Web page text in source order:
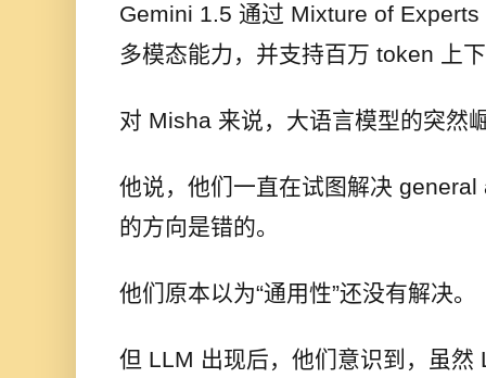
Gemini 1.5 通过 Mixture of
多模态能力，并支持百万 token 上
对 Misha 来说，大语言模型的突然
他说，他们一直在试图解决
的方向是错的。
他们原本以为“通用性”还没有解决。
但 LLM 出现后，他们意识到，虽然